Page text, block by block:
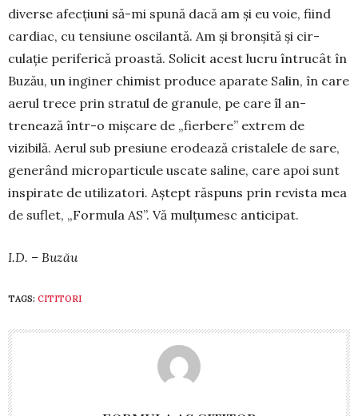
diverse afecțiuni să-mi spună dacă am și eu voie, fiind
cardiac, cu tensiune oscilantă. Am și bronșită și cir­
culație peri­ferică proastă. Solicit acest lucru întrucât în
Buzău, un inginer chi­­mist produce aparate Salin, în care
aerul trece prin stratul de granule, pe care îl an­
trenează într-o mișcare de „fier­bere” ex­trem de
vizibilă. Aerul sub pre­siune erodează cristalele de sare,
generând microparticule uscate saline, care apoi sunt
in­spirate de utilizatori. Aștept răs­puns prin revista mea
de suflet, „For­mula AS”. Vă mulțu­mesc anti­cipat.
I.D. – Buzău
TAGS: CITITORI